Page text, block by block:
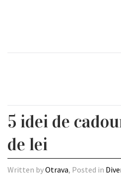
5 idei de
de lei
Written byOtrava, Posted in